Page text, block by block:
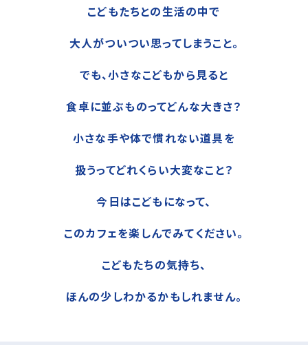
こどもたちとの生活の中で
大人がついつい思ってしまうこと。
でも、小さなこどもから見ると
食卓に並ぶものってどんな大きさ？
小さな手や体で慣れない道具を
扱うってどれくらい大変なこと？
今日はこどもになって、
このカフェを楽しんでみてください。
こどもたちの気持ち、
ほんの少しわかるかもしれません。